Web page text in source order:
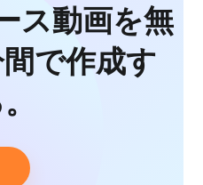
ス動画を無
で作成す